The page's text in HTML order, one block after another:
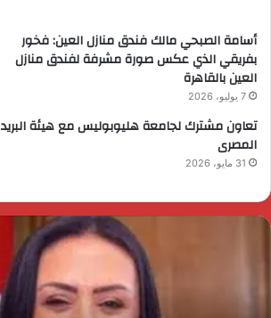
أسامة الصبحي مالك فندق منازل العين: فخور
بفريقي الذي عكس صورة مشرفة لفندق منازل
العين بالقاهرة
7 يوليو، 2026
تعاون مشترك لجامعة هليوبوليس مع هيئة البريد
المصرى
31 مايو، 2026
رئيس